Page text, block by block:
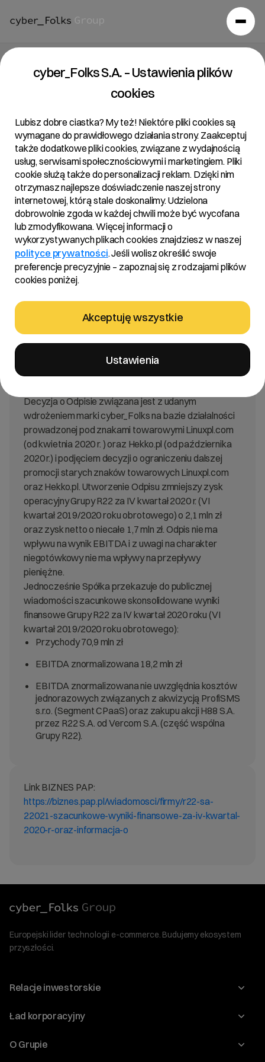
Raport bieżący 02/2021
Temat:
Szacunkowe wyniki finansowe za IV kwartał 2020 r.
oraz informacja o odpisie wartości znaków
towarowych
Podstawa prawna:
Art. 17 ust. 1 MAR – informacje poufne.
Treść:
Zarząd R22 S.A. z siedzibą w Poznaniu „Spółka”
informuje, że w dniu 10.02.2021 roku podjął decyzję o
Decyzja o Odpisie związana jest z udanym
wdrożeniem marki cyber_Folks na bazie działalności
prowadzonej pod znakami towarowymi Linuxpl.com
(od kwietnia 2020 r. ) oraz Hekko.pl (od października
2020 r.) i podjęciem decyzji o ograniczeniu dalszej
promocji starych znaków towarowych Linuxpl.com
oraz Hekko.pl. Utworzenie Odpisu zmniejszy zysk
operacyjny Grupy R22 za IV kwartał 2020 r. (VI
kwartał 2019/2020 roku obrotowego) o 2,1 mln zł
oraz zysk netto o niecałe 1,7 mln zł. Odpis nie ma
wpływu na wynik EBITDA i z uwagi na charakter
niegotówkowy nie ma wpływy na przepływy
pieniężne.
Jednocześnie Spółka przekazuje do publicznej
wiadomości szacunkowe skonsolidowane wyniki
finansowe Grupy R22 za IV kwartał 2020 roku (VI
kwartał 2019/2020 roku obrotowego):
Przychody 70,9 mln zł
EBITDA znormalizowana 18,2 mln zł
EBITDA znormalizowana nie uwzględnia kosztów
jednorazowych związanych z akwizycją ProfiSMS
s.r.o. (Segment CPaaS) oraz zakupu akcji H88 S.A.
przez R22 S.A. od Vercom S.A. (część wspólna
Grupy R22).
Link BIZNES PAP:
https://biznes.pap.pl/wiadomosci/firmy/r22-sa-
22021-szacunkowe-wyniki-finansowe-za-iv-kwartal-
2020-r-oraz-informacja-o
Europejski lider technologii e-commerce. Budujemy ekosystem
przyszłości.
Relacje inwestorskie
Raporty
Ład korporacyjny
Walne Zgromadzenia
O Grupie
cyber_Folks S.A. – Ustawienia plików
cookies
Lubisz dobre ciastka? My też! Niektóre pliki cookies są
wymagane do prawidłowego działania strony. Zaakceptuj
także dodatkowe pliki cookies, związane z wydajnością
usług, serwisami społecznościowymi i marketingiem. Pliki
cookie służą także do personalizacji reklam. Dzięki nim
otrzymasz najlepsze doświadczenie naszej strony
internetowej, którą stale doskonalimy. Udzielona
dobrowolnie zgoda w każdej chwili może być wycofana
lub zmodyfikowana. Więcej informacji o
wykorzystywanych plikach cookies znajdziesz w naszej
polityce prywatności. Jeśli wolisz określić swoje
preferencje precyzyjnie – zapoznaj się z rodzajami plików
cookies poniżej.
Akceptuję wszystkie
Ustawienia